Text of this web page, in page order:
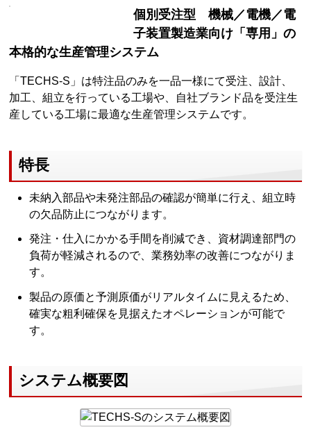
個別受注型 機械／電機／電
子装置製造業向け「専用」の
本格的な生産管理システム
「TECHS-S」は特注品のみを一品一様にて受注、設計、
加工、組立を行っている工場や、自社ブランド品を受注生
産している工場に最適な生産管理システムです。
特長
未納入部品や未発注部品の確認が簡単に行え、組立時
の欠品防止につながります。
発注・仕入にかかる手間を削減でき、資材調達部門の
負荷が軽減されるので、業務効率の改善につながりま
す。
製品の原価と予測原価がリアルタイムに見えるため、
確実な粗利確保を見据えたオペレーションが可能で
す。
システム概要図